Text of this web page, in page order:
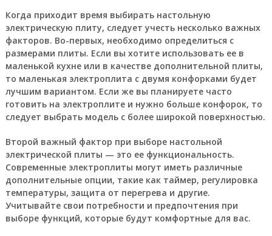
Когда приходит время выбирать настольную
электрическую плиту, следует учесть несколько важных
факторов. Во-первых, необходимо определиться с
размерами плиты. Если вы хотите использовать ее в
маленькой кухне или в качестве дополнительной плиты,
то маленькая электроплита с двумя конфорками будет
лучшим вариантом. Если же вы планируете часто
готовить на электроплите и нужно больше конфорок, то
следует выбрать модель с более широкой поверхностью.
Второй важный фактор при выборе настольной
электрической плиты — это ее функциональность.
Современные электроплиты могут иметь различные
дополнительные опции, такие как таймер, регулировка
температуры, защита от перегрева и другие.
Учитывайте свои потребности и предпочтения при
выборе функций, которые будут комфортные для вас.